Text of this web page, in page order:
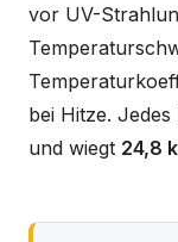
vor UV-
bei Hitze.
und wiegt 24,8